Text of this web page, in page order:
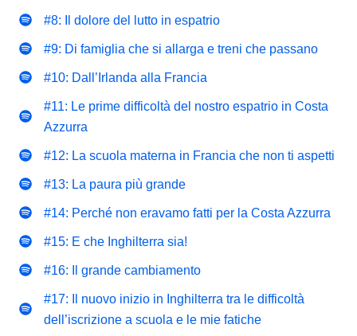
#8: Il dolore del lutto in espatrio
#9: Di famiglia che si allarga e treni che passano
#10: Dall’Irlanda alla Francia
#11: Le prime difficoltà del nostro espatrio in Costa
Azzurra
#12: La scuola materna in Francia che non ti aspetti
#13: La paura più grande
#14: Perché non eravamo fatti per la Costa Azzurra
#15: E che Inghilterra sia!
#16: Il grande cambiamento
#17: Il nuovo inizio in Inghilterra tra le difficoltà
dell’iscrizione a scuola e le mie fatiche